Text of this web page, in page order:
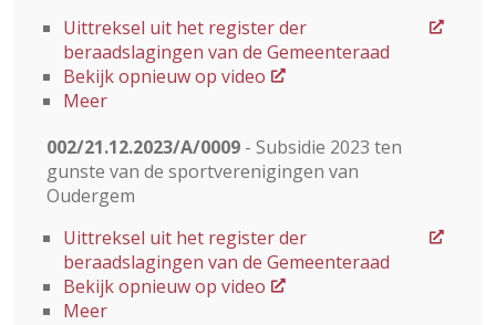
Uittreksel uit het register der
beraadslagingen van de Gemeenteraad
Bekijk opnieuw op video
Meer
002/21.12.2023/A/0009 - Subsidie 2023 ten
gunste van de sportverenigingen van
Oudergem
Uittreksel uit het register der
beraadslagingen van de Gemeenteraad
Bekijk opnieuw op video
Meer